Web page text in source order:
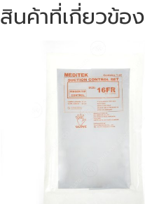
สินค้าที่เกี่ยวข้อง